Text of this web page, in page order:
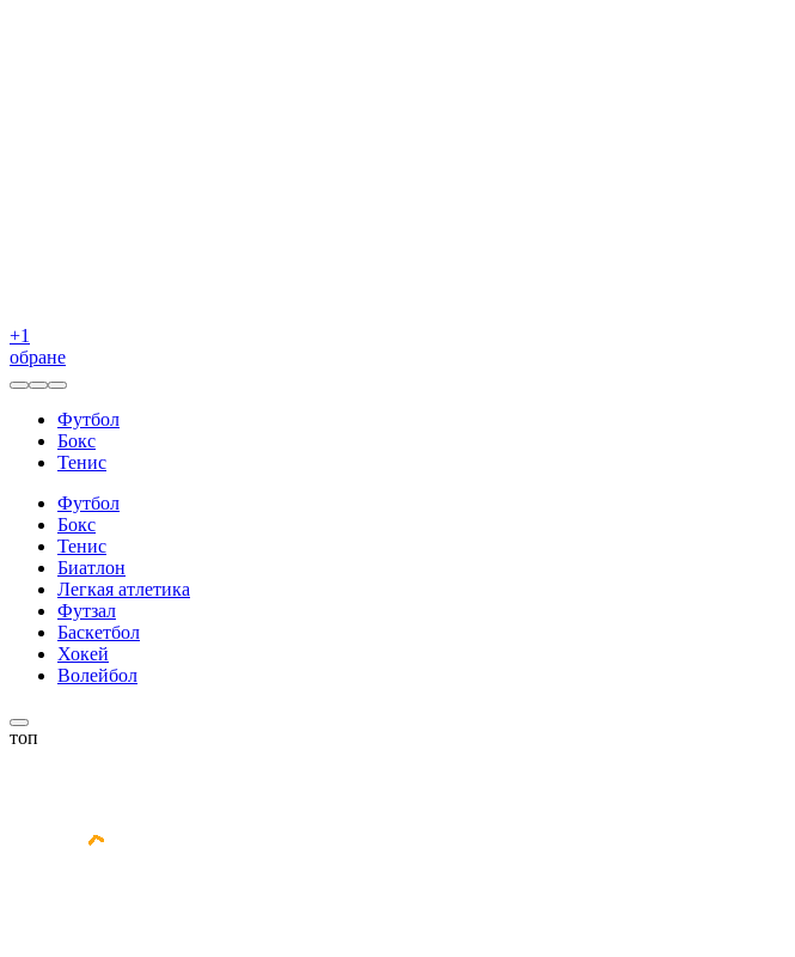
+1
обране
Футбол
Бокс
Тенис
Футбол
Бокс
Тенис
Биатлон
Легкая атлетика
Футзал
Баскетбол
Хокей
Волейбол
топ